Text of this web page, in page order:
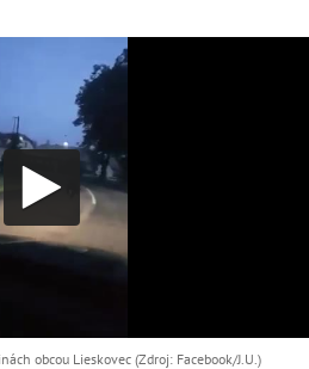
obcou Lieskovec (Zdroj: Facebook/J.U.)